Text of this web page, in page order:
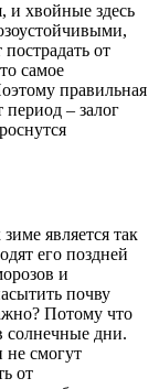
и хвойные здесь
от
самое
правильная
период – залог
является так
его поздней
и
почву
Потому что
солнечные дни.
не смогут
от